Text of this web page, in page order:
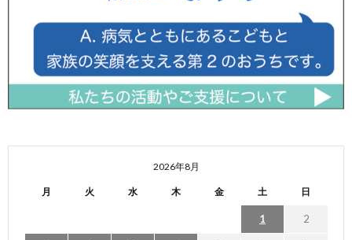
2026年8月
月 火 水 木 金 土 日
1 2